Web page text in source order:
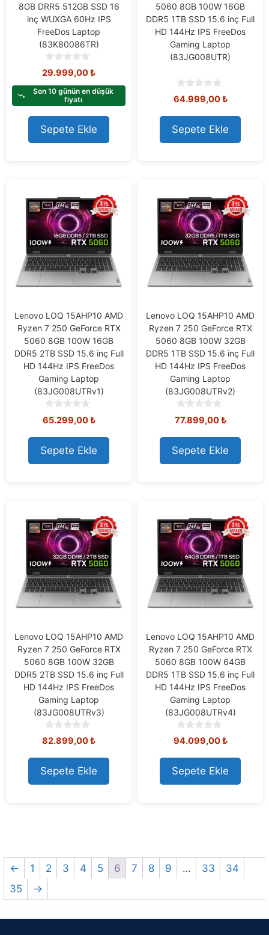
8GB DRR5 512GB SSD 16
inç WUXGA 60Hz IPS
FreeDos Laptop
(83K80086TR)
0
o
u
5
29.999,00₺
Son 10 günün en düşük
fiyatı
Sepete Ekle
5060 8GB 100W 16GB
DDR5 1TB SSD 15.6 inç Full
HD 144Hz IPS FreeDos
Gaming Laptop
(83JG008UTR)
0
o
u
t
o
f
64.999,00₺
Sepete Ekle
Lenovo LOQ 15AHP10 AMD
Ryzen 7 250 GeForce RTX
5060 8GB 100W 16GB
DDR5 2TB SSD 15.6 inç Full
HD 144Hz IPS FreeDos
Gaming Laptop
(83JG008UTRv1)
0
o
u
t
o
f
65.299,00₺
Sepete Ekle
Lenovo LOQ 15AHP10 AMD
Ryzen 7 250 GeForce RTX
5060 8GB 100W 32GB
DDR5 1TB SSD 15.6 inç Full
HD 144Hz IPS FreeDos
Gaming Laptop
(83JG008UTRv2)
0
o
u
t
o
f
77.899,00₺
Sepete Ekle
Lenovo LOQ 15AHP10 AMD
Ryzen 7 250 GeForce RTX
5060 8GB 100W 32GB
DDR5 2TB SSD 15.6 inç Full
HD 144Hz IPS FreeDos
Gaming Laptop
(83JG008UTRv3)
0
o
u
t
o
f
82.899,00₺
Sepete Ekle
Lenovo LOQ 15AHP10 AMD
Ryzen 7 250 GeForce RTX
5060 8GB 100W 64GB
DDR5 1TB SSD 15.6 inç Full
HD 144Hz IPS FreeDos
Gaming Laptop
(83JG008UTRv4)
0
o
u
t
o
f
94.099,00₺
Sepete Ekle
← 1 2 3 4 5 6 7 8 9 … 33
34
35
→